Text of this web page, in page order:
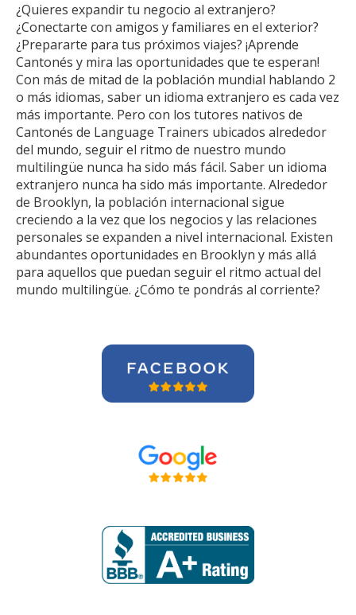
¿Quieres expandir tu negocio al extranjero?
¿Conectarte con amigos y familiares en el exterior?
¿Prepararte para tus próximos viajes? ¡Aprende
Cantonés y mira las oportunidades que te esperan!
Con más de mitad de la población mundial hablando 2
o más idiomas, saber un idioma extranjero es cada vez
más importante. Pero con los tutores nativos de
Cantonés de Language Trainers ubicados alrededor
del mundo, seguir el ritmo de nuestro mundo
multilingüe nunca ha sido más fácil. Saber un idioma
extranjero nunca ha sido más importante. Alrededor
de Brooklyn, la población internacional sigue
creciendo a la vez que los negocios y las relaciones
personales se expanden a nivel internacional. Existen
abundantes oportunidades en Brooklyn y más allá
para aquellos que puedan seguir el ritmo actual del
mundo multilingüe. ¿Cómo te pondrás al corriente?